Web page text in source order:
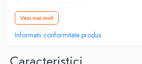
Crime, Thriller, Mistery
Fantasy
Istorica
Sfanta Parascheva a inflorit pustia cu
va inflori credinta in sufletul celor ce o
noastre de suferinta ne indreptam privirea si
Sfanta Parascheva, iar ea ne este alaturi ca
care ne ocroteste mereu si ne alina
Vezi mai mult
Informatii conformitate produs